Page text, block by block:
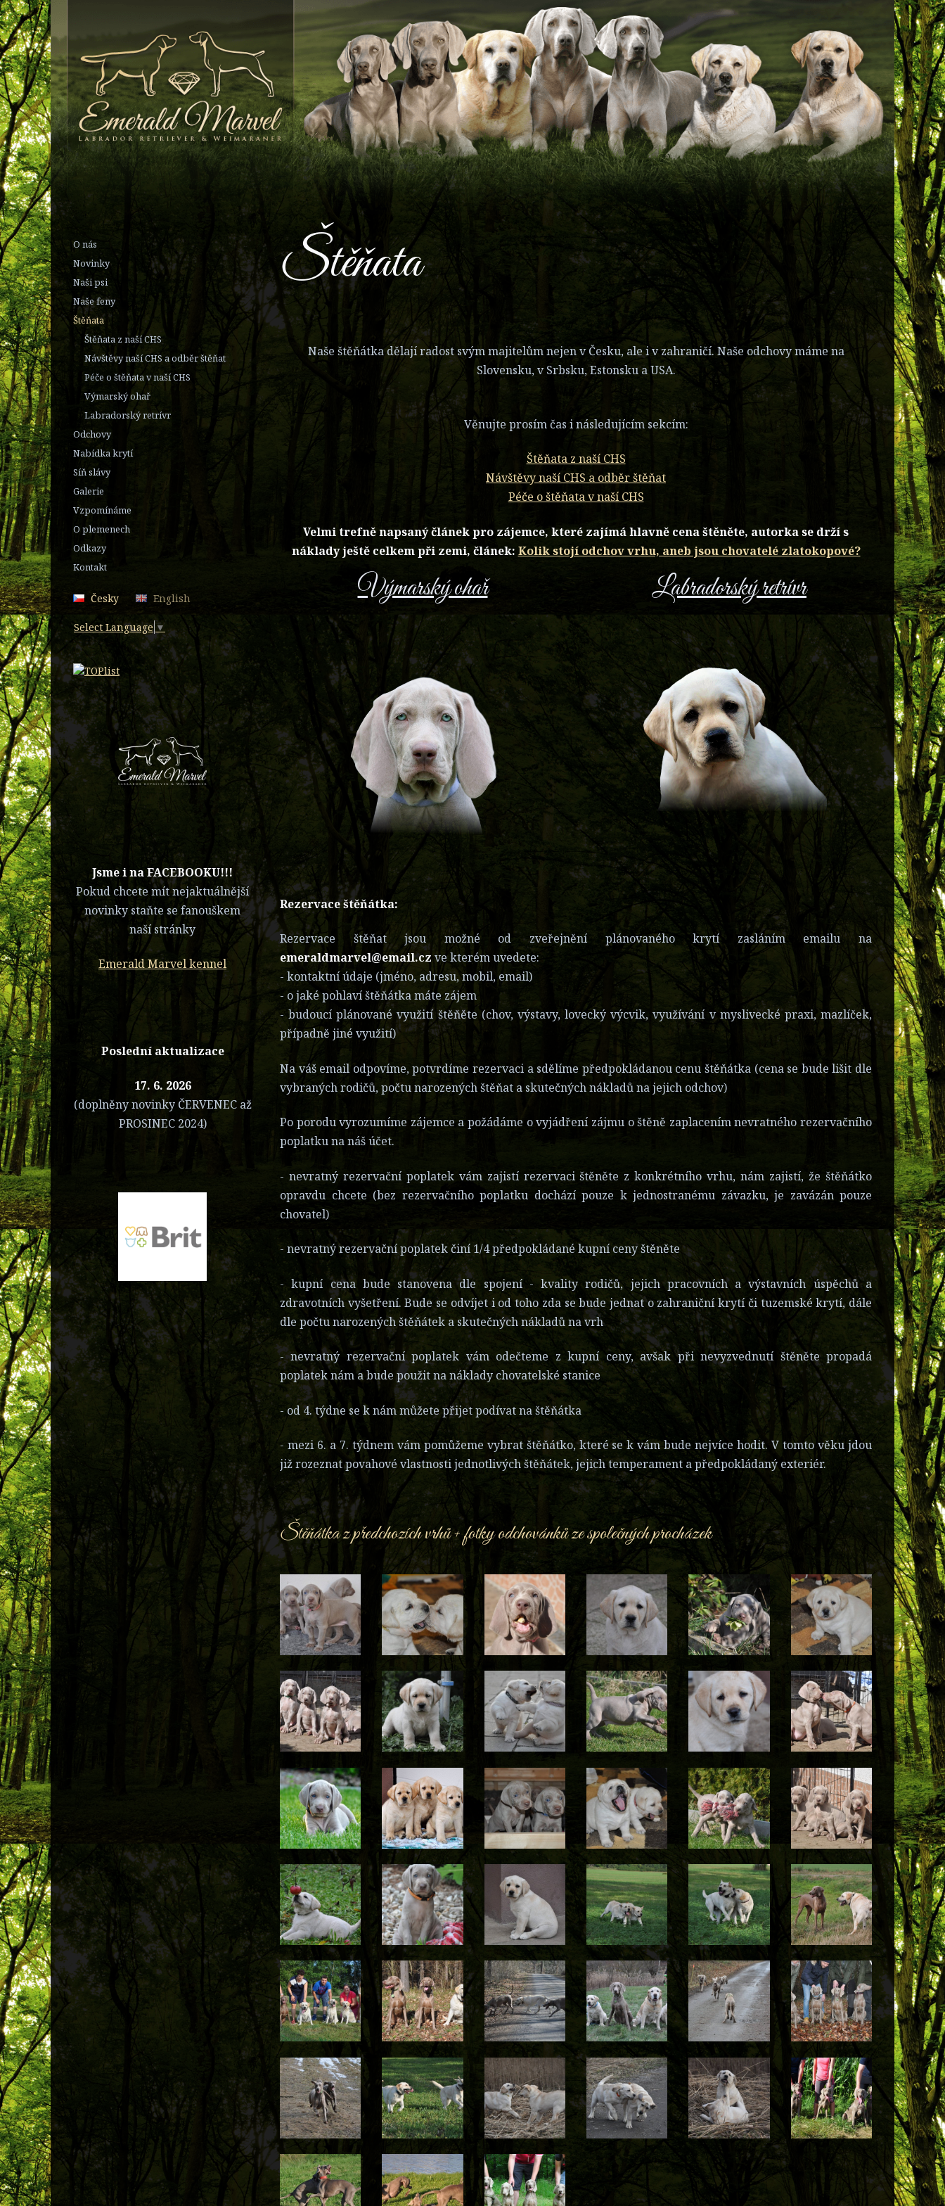
O nás
Novinky
Naši psi
Naše feny
Štěňata
Štěňata z naší CHS
Návštěvy naší CHS a odběr štěňat
Péče o štěňata v naší CHS
Výmarský ohař
Labradorský retrívr
Odchovy
Nabídka krytí
Síň slávy
Galerie
Vzpomínáme
O plemenech
Odkazy
Kontakt
Česky English
Select Language ▼
​Jsme i na FACEBOOKU!!!
Pokud chcete mít nejaktuálnější
novinky staňte se fanouškem
naší stránky
Emerald Marvel kennel
Poslední aktualizace
17. 6. 2026
(doplněny novinky ČERVENEC až
PROSINEC 2024)
Štěňata
Naše štěňátka dělají radost svým majitelům nejen v Česku, ale i v zahraničí. Naše odchovy máme na
Slovensku, v Srbsku, Estonsku a USA.
Věnujte prosím čas i následujícím sekcím:
Štěňata z naší CHS
Návštěvy naší CHS a odběr štěňat
Péče o štěňata v naší CHS
Velmi trefně napsaný článek pro zájemce, které zajímá hlavně cena štěněte, autorka se drží s
náklady ještě celkem při zemi, článek: Kolik stojí odchov vrhu, aneb jsou chovatelé zlatokopové?
Výmarský ohař Labradorský retrívr
Rezervace štěňátka:
Rezervace štěňat jsou možné od zveřejnění plánovaného krytí zasláním emailu na
emeraldmarvel@email.cz ve kterém uvedete:
- kontaktní údaje (jméno, adresu, mobil, email)
- o jaké pohlaví štěňátka máte zájem
- budoucí plánované využití štěňěte (chov, výstavy, lovecký výcvik, využívání v myslivecké praxi, mazlíček,
případně jiné využití)
Na váš email odpovíme, potvrdíme rezervaci a sdělíme předpokládanou cenu štěňátka (cena se bude lišit dle
vybraných rodičů, počtu narozených štěňat a skutečných nákladů na jejich odchov)
Po porodu vyrozumíme zájemce a požádáme o vyjádření zájmu o štěně zaplacením nevratného rezervačního
poplatku na náš účet.
- nevratný rezervační poplatek vám zajistí rezervaci štěněte z konkrétního vrhu, nám zajistí, že štěňátko
opravdu chcete (bez rezervačního poplatku dochází pouze k jednostranému závazku, je zavázán pouze
chovatel)
- nevratný rezervační poplatek činí 1/4 předpokládané kupní ceny štěněte
- kupní cena bude stanovena dle spojení - kvality rodičů, jejich pracovních a výstavních úspěchů a
zdravotních vyšetření. Bude se odvíjet i od toho zda se bude jednat o zahraniční krytí či tuzemské krytí, dále
dle počtu narozených štěňátek a skutečných nákladů na vrh
- nevratný rezervační poplatek vám odečteme z kupní ceny, avšak při nevyzvednutí štěněte propadá
poplatek nám a bude použit na náklady chovatelské stanice
- od 4. týdne se k nám můžete přijet podívat na štěňátka
- mezi 6. a 7. týdnem vám pomůžeme vybrat štěňátko, které se k vám bude nejvíce hodit. V tomto věku jdou
již rozeznat povahové vlastnosti jednotlivých štěňátek, jejich temperament a předpokládaný exteriér.
Štěňátka z předchozích vrhů + fotky odchovánků ze společných procházek